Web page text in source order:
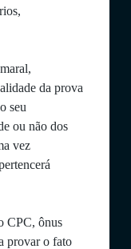
da prova
seu
ou não dos
vez
CPC, ônus
provar o fato